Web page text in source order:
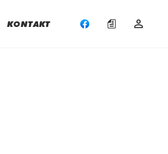
KONTAKT